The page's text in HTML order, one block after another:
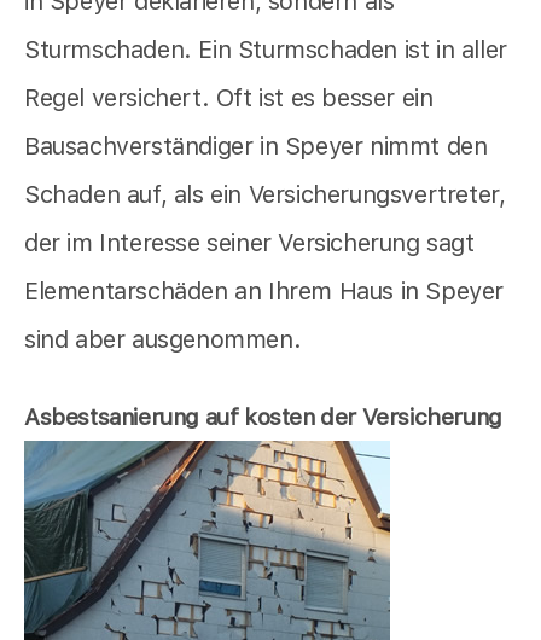
Sturmschaden. Ein Sturmschaden ist in aller
Regel versichert. Oft ist es besser ein
Bausachverständiger in Speyer nimmt den
Schaden auf, als ein Versicherungsvertreter,
der im Interesse seiner Versicherung sagt
Elementarschäden an Ihrem Haus in Speyer
sind aber ausgenommen.
Asbestsanierung auf kosten der Versicherung